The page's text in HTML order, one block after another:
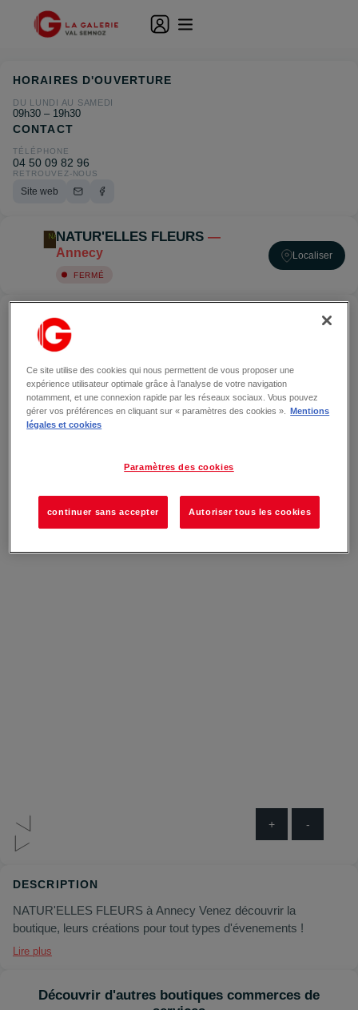
NATUR'ELLES FLEURS —
Annecy
FERMÉ
Localiser
+ -
HORAIRES D'OUVERTURE
DU LUNDI AU SAMEDI
09h30 – 19h30
CONTACT
TÉLÉPHONE
04 50 09 82 96
RETROUVEZ-NOUS
Site web
DESCRIPTION
NATUR'ELLES FLEURS à Annecy Venez découvrir la
boutique, leurs créations pour tout types d'évenements !
Lire plus
Découvrir d'autres boutiques commerces de
Ce site utilise des cookies qui nous permettent de vous proposer une
expérience utilisateur optimale grâce à l’analyse de votre navigation
notamment, et une connexion rapide par les réseaux sociaux. Vous pouvez
gérer vos préférences en cliquant sur « paramètres des cookies ».
Mentions
légales et cookies
Paramètres des cookies
continuer sans accepter Autoriser tous les cookies